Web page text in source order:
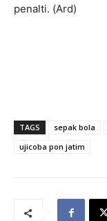
penalti. (Ard)
TAGS sepak bola
ujicoba pon jatim